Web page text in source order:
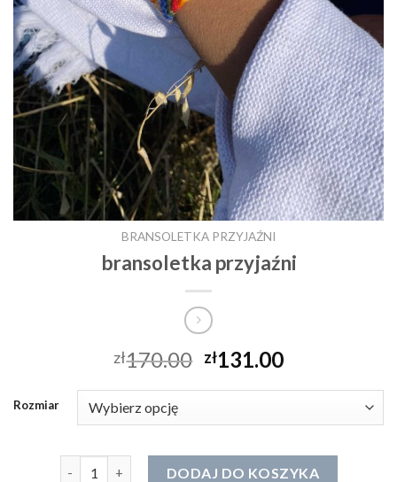
BRANSOLETKA PRZYJAŹNI
bransoletka przyjaźni
zł170.00 zł131.00
Rozmiar
DODAJ DO KOSZYKA